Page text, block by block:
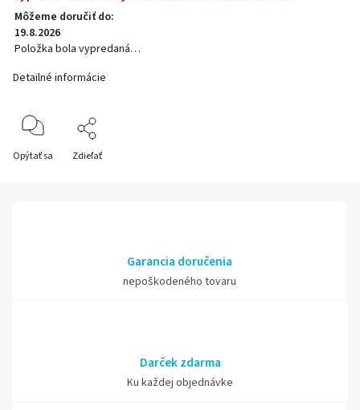
Môžeme doručiť do:
19.8.2026
Položka bola vypredaná…
Detailné informácie
Opýtať sa Zdieľať
Garancia doručenia
nepoškodeného tovaru
Darček zdarma
Ku každej objednávke